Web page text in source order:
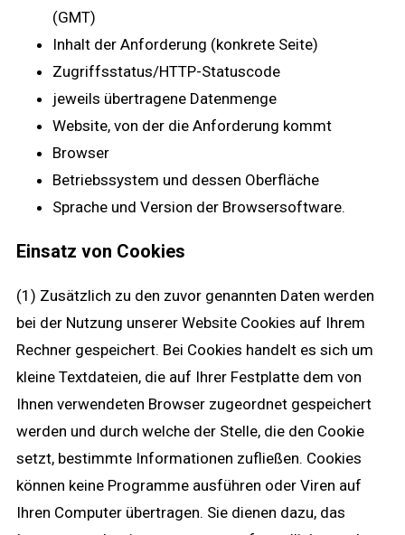
(GMT)
Inhalt der Anforderung (konkrete Seite)
Zugriffsstatus/HTTP-Statuscode
jeweils übertragene Datenmenge
Website, von der die Anforderung kommt
Browser
Betriebssystem und dessen Oberfläche
Sprache und Version der Browsersoftware.
Einsatz von Cookies
(1) Zusätzlich zu den zuvor genannten Daten werden
bei der Nutzung unserer Website Cookies auf Ihrem
Rechner gespeichert. Bei Cookies handelt es sich um
kleine Textdateien, die auf Ihrer Festplatte dem von
Ihnen verwendeten Browser zugeordnet gespeichert
werden und durch welche der Stelle, die den Cookie
setzt, bestimmte Informationen zufließen. Cookies
können keine Programme ausführen oder Viren auf
Ihren Computer übertragen. Sie dienen dazu, das